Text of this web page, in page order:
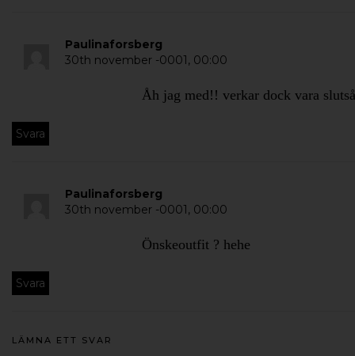
Paulinaforsberg
30th november -0001, 00:00
Åh jag med!! verkar dock vara
Svara
Paulinaforsberg
30th november -0001, 00:00
Önskeoutfit ? hehe
Svara
LÄMNA ETT SVAR